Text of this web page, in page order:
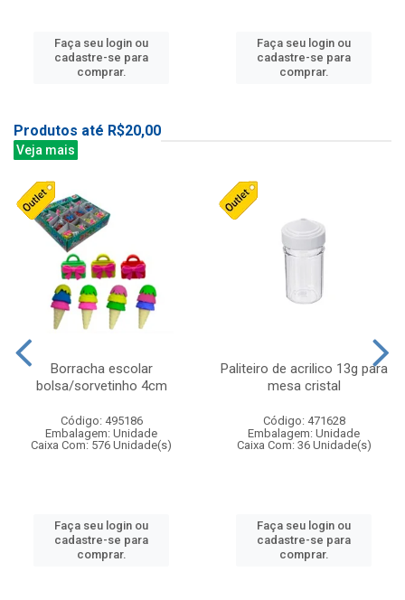
Faça seu login ou
cadastre-se para
comprar.
Faça seu login ou
cadastre-se para
comprar.
Produtos até R$20,00
Veja mais
Borracha escolar
bolsa/sorvetinho 4cm
Código: 495186
Embalagem: Unidade
Caixa Com: 576 Unidade(s)
Faça seu login ou
cadastre-se para
comprar.
Paliteiro de acrilico 13g para
mesa cristal
Código: 471628
Embalagem: Unidade
Caixa Com: 36 Unidade(s)
Faça seu login ou
cadastre-se para
comprar.